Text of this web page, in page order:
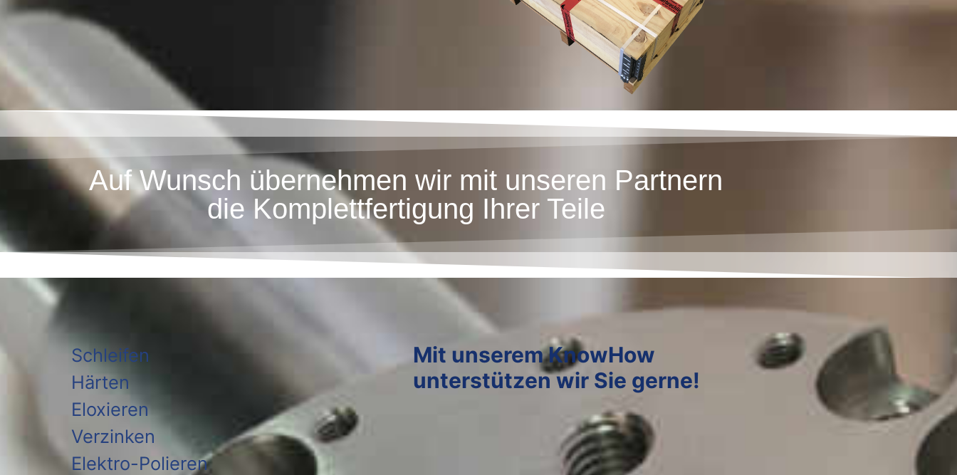
Auf Wunsch übernehmen wir mit unseren Partnern
die Komplettfertigung Ihrer Teile
Schleifen
Härten
Eloxieren
Verzinken
Elektro-Polieren
Mit unserem KnowHow
unterstützen wir Sie gerne!